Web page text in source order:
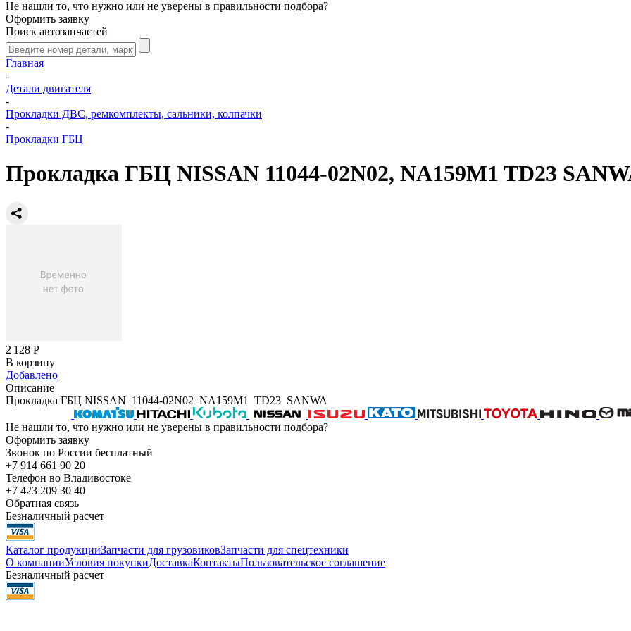
Не нашли то, что нужно или не уверены в правильности подбора?
Оформить заявку
Поиск автозапчастей
Главная
-
Детали двигателя
-
Прокладки ДВС, ремкомплекты, сальники, колпачки
-
Прокладки ГБЦ
Прокладка ГБЦ NISSAN 11044-02N02, NA159M1 TD23
2 128 Р
В корзину
Добавлено
Описание
Прокладка ГБЦ NISSAN 11044-02N02 NA159M1 TD23 SANWA
Не нашли то, что нужно или не уверены в правильности подбора?
Оформить заявку
Звонок по России бесплатный
+7 914 661 90 20
Телефон во Владивостоке
+7 423 209 30 40
Обратная связь
Безналичный расчет
Каталог продукцииЗапчасти для грузовиковЗапчасти для спецтехники
О компанииУсловия покупкиДоставкаКонтактыПользовательское соглашение
Безналичный расчет